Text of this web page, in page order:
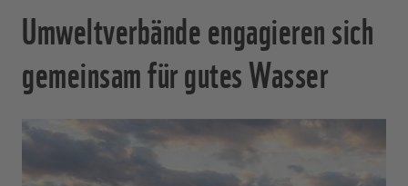
Umweltverbände engagieren sich
gemeinsam für gutes Wasser